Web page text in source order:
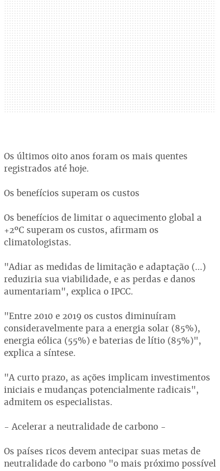
Os últimos oito anos foram os mais quentes
registrados até hoje.
Os benefícios superam os custos
Os benefícios de limitar o aquecimento global a
+2ºC superam os custos, afirmam os
climatologistas.
"Adiar as medidas de limitação e adaptação (...)
reduziria sua viabilidade, e as perdas e danos
aumentariam", explica o IPCC.
"Entre 2010 e 2019 os custos diminuíram
consideravelmente para a energia solar (85%),
energia eólica (55%) e baterias de lítio (85%)",
explica a síntese.
"A curto prazo, as ações implicam investimentos
iniciais e mudanças potencialmente radicais",
admitem os especialistas.
- Acelerar a neutralidade de carbono -
Os países ricos devem antecipar suas metas de
neutralidade do carbono "o mais próximo possível